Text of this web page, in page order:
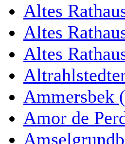
Altes
Altes
Altes
Ammersbek
Amor de